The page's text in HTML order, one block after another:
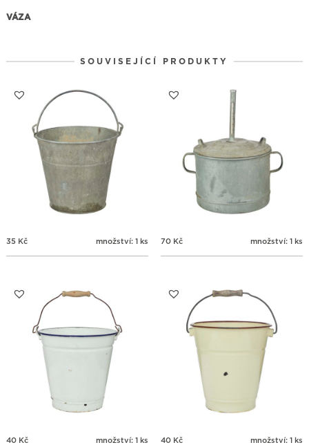
VÁZA
SOUVISEJÍCÍ PRODUKTY
35 Kč množství: 1 ks 70 Kč množství: 1 ks
40 Kč množství: 1 ks 40 Kč množství: 1 ks